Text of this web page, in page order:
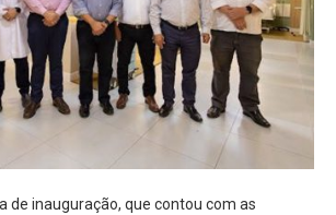
de inauguração, que contou com as